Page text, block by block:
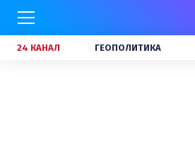
24 КАНАЛ ГЕОПОЛИТИКА